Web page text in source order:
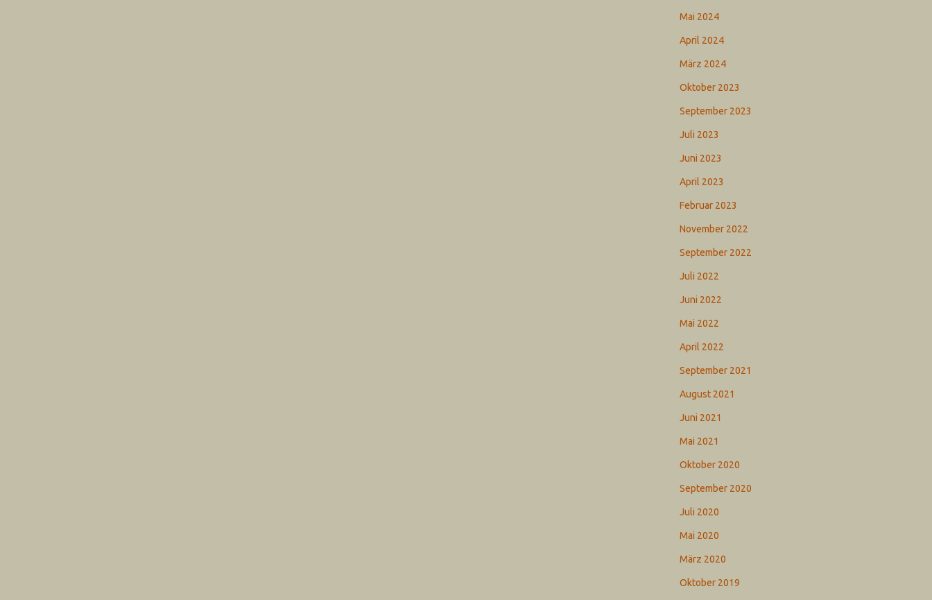
Mai 2024
April 2024
März 2024
Oktober 2023
September 2023
Juli 2023
Juni 2023
April 2023
Februar 2023
November 2022
September 2022
Juli 2022
Juni 2022
Mai 2022
April 2022
September 2021
August 2021
Juni 2021
Mai 2021
Oktober 2020
September 2020
Juli 2020
Mai 2020
März 2020
Oktober 2019